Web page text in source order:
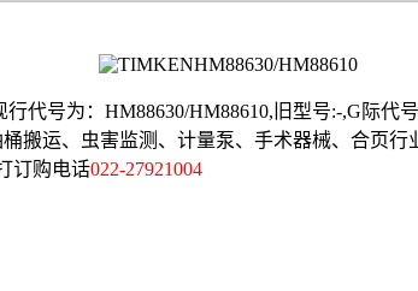
代号为：HM88630/HM88610,旧型号:-,G际代
搬运、虫害监测、计量泵、手术器械、合页
订购电话022-27921004